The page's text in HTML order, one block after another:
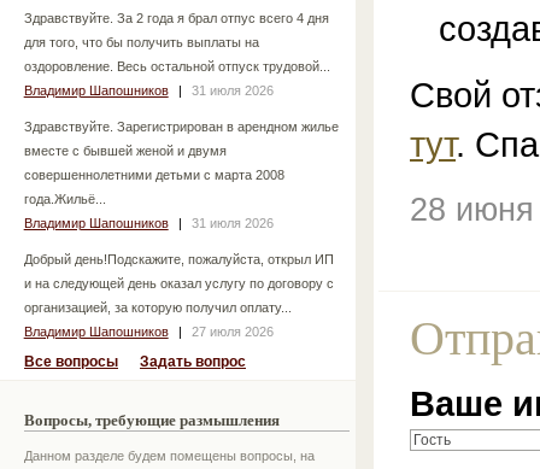
Здравствуйте. За 2 года я брал отпус всего 4 дня
для того, что бы получить выплаты на
оздоровление. Весь остальной отпуск трудовой...
Владимир Шапошников
| 31 июля 2026
Здравствуйте. Зарегистрирован в арендном жилье
вместе с бывшей женой и двумя
совершеннолетними детьми с марта 2008
года.Жильё...
Владимир Шапошников
| 31 июля 2026
Добрый день!Подскажите, пожалуйста, открыл ИП
и на следующей день оказал услугу по договору с
организацией, за которую получил оплату...
Владимир Шапошников
| 27 июля 2026
Все вопросы Задать вопрос
Вопросы, требующие размышления
Данном разделе будем помещены вопросы, на
Свой
тут.
28
Ваше